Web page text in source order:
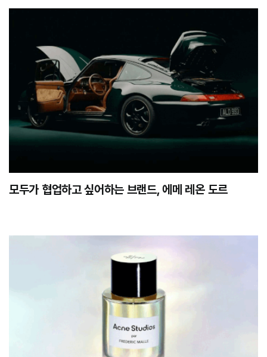
모두가 협업하고 싶어하는 브랜드, 에메 레온 도르